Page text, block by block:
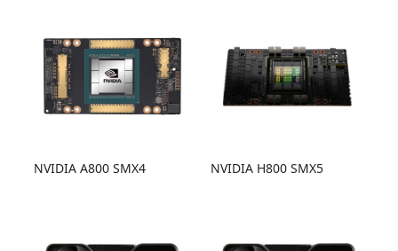
NVIDIA A800 SMX4 NVIDIA H800 SMX5